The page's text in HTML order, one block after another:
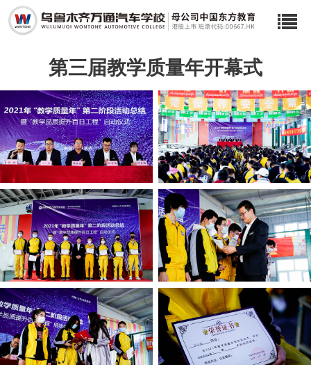
学校简介
创就业篇
服务热线：0991-3115 777
在线
咨询
第三届教学质量年开幕式